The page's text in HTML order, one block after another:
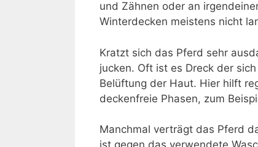
und Zähnen oder an
Winterdecken meistens nicht
Kratzt sich das Pferd sehr
jucken. Oft ist es Dreck der
Belüftung der Haut. Hier hilft
deckenfreie Phasen, zum
Manchmal verträgt das Pferd